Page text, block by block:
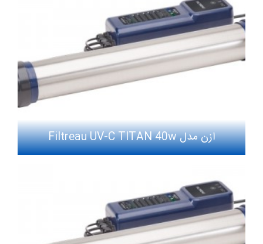
ازن مدل Filtreau UV-C TITAN 40w